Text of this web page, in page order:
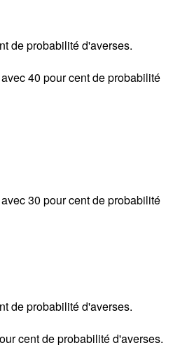
de probabilité d'averses.
40 pour cent de probabilité
30 pour cent de probabilité
de probabilité d'averses.
cent de probabilité d'averses.